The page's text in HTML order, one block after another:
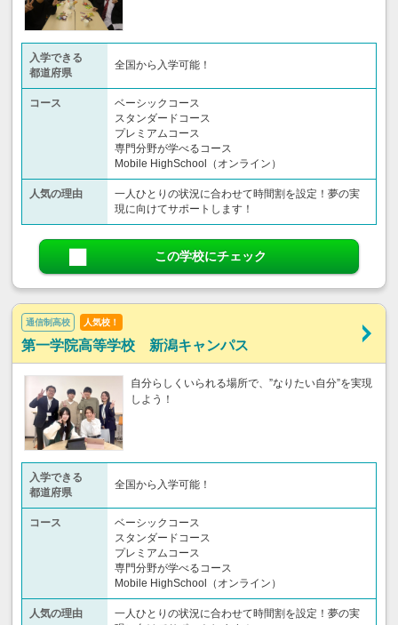
入学できる
都道府県
全国から入学可能！
コース
ベーシックコース
スタンダードコース
プレミアムコース
専門分野が学べるコース
Mobile HighSchool（オンライン）
人気の理由
一人ひとりの状況に合わせて時間割を設定！夢の実
現に向けてサポートします！
この学校にチェック
通信制高校 人気校！
第一学院高等学校 新潟キャンパス
自分らしくいられる場所で、”なりたい自分”を実現
しよう！
入学できる
都道府県
全国から入学可能！
コース
ベーシックコース
スタンダードコース
プレミアムコース
専門分野が学べるコース
Mobile HighSchool（オンライン）
人気の理由
一人ひとりの状況に合わせて時間割を設定！夢の実